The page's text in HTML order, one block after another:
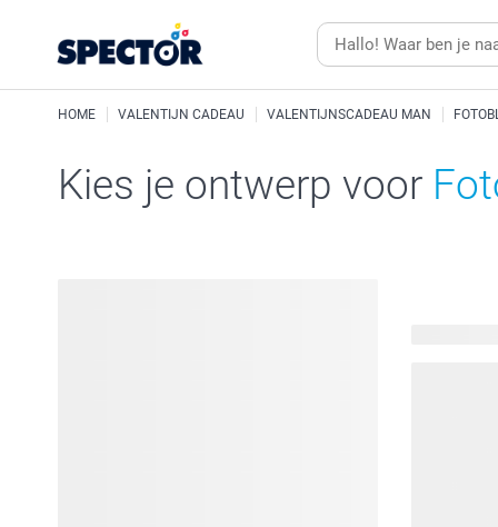
HOME VALENTIJN CADEAU VALENTIJNSCADEAU MAN
Kies je ontwerp voor